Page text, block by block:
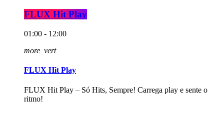
FLUX Hit Play
01:00 - 12:00
more_vert
FLUX Hit Play
FLUX Hit Play – Só Hits, Sempre! Carrega play e sente o
ritmo!